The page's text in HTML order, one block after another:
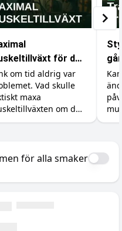
för den
obegränsad tid
om tid aldrig var
Vad skulle
maxa
om du
träna, äta och
forskningen säger
för alla smaker